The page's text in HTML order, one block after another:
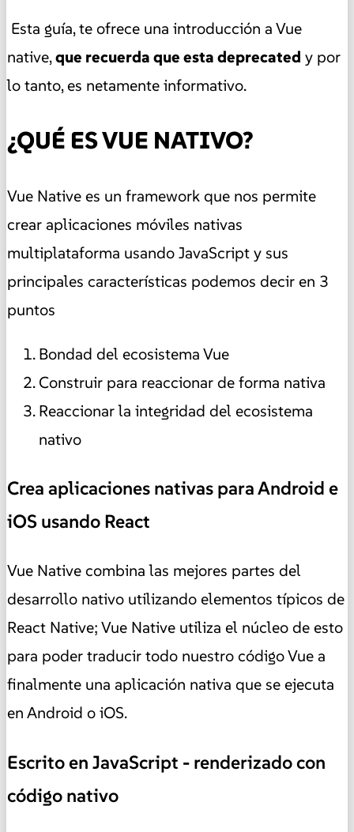
Esta guía, te ofrece una introducción a Vue
native,que recuerda que esta deprecated y por
lo tanto, es netamente informativo.
¿QUÉ ES VUE NATIVO?
Vue Native es un framework que nos permite
crear aplicaciones móviles nativas
multiplataforma usando JavaScript y sus
principales características podemos decir en 3
puntos
Bondad del ecosistema Vue
Construir para reaccionar de forma nativa
Reaccionar la integridad del ecosistema
nativo
Crea aplicaciones nativas para Android e
iOS usando React
Vue Native combina las mejores partes del
desarrollo nativo utilizando elementos típicos de
React Native; Vue Native utiliza el núcleo de esto
para poder traducir todo nuestro código Vue a
finalmente una aplicación nativa que se ejecuta
en Android o iOS.
Escrito en JavaScript - renderizado con
código nativo